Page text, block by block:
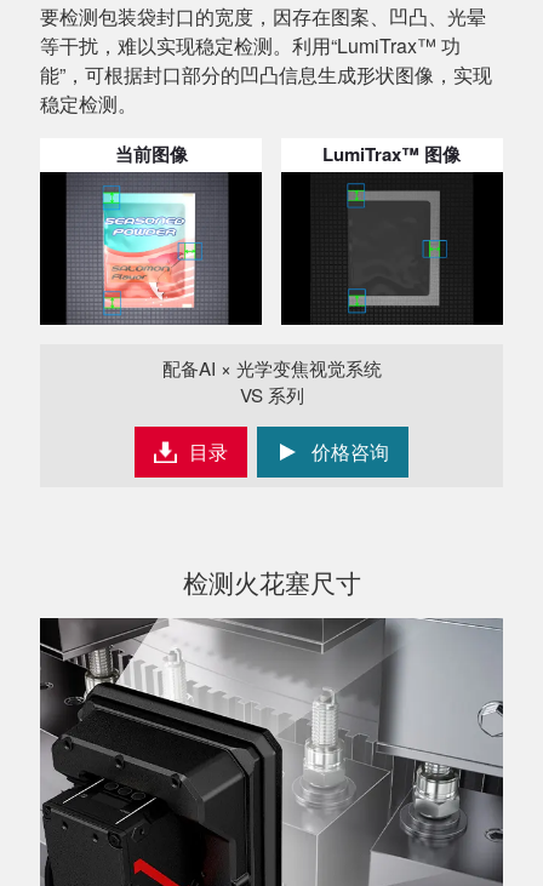
要检测包装袋封口的宽度，因存在图案、凹凸、光晕
等干扰，难以实现稳定检测。利用“LumiTrax™ 功
能”，可根据封口部分的凹凸信息生成形状图像，实现
稳定检测。
当前图像 LumiTrax™ 图像
配备AI × 光学变焦视觉系统
VS 系列
目录 价格咨询
检测火花塞尺寸